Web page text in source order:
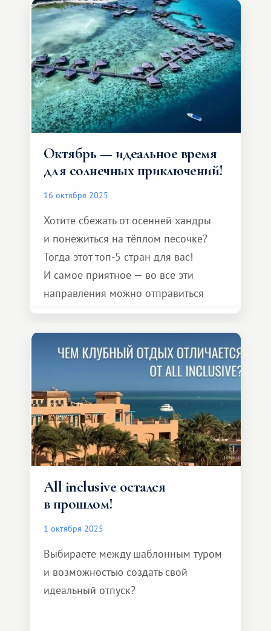
Октябрь — идеальное время
для солнечных приключений!
16 октября 2025
Хотите сбежать от осенней хандры
и понежиться на тёплом песочке?
Тогда этот топ-5 стран для вас!
И самое приятное — во все эти
направления можно отправиться
через систему RCI, будучи членом
Interlux Vacation Club!
All inclusive остался
в прошлом!
1 октября 2025
Выбираете между шаблонным туром
и возможностью создать свой
идеальный отпуск?